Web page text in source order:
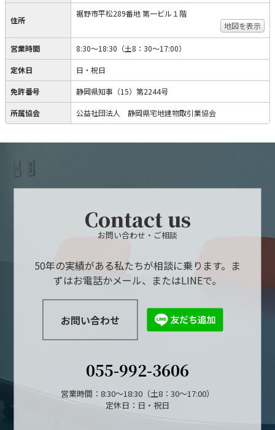
住所
裾野市平松289番地 第一ビル１階
地図を表示
営業時間 8:30～18:30（土8：30～17:00）
定休日 日・祝日
免許番号 静岡県知事（15）第2244号
所属協会 公益社団法人 静岡県宅地建物取引業協会
Contact us
お問い合わせ・ご相談
50年の実績がある私たちが相談に乗ります。ま
ずはお電話かメール、またはLINEで。
お問い合わせ
055-992-3606
営業時間：8:30～18:30（土8：30～17:00）
定休日：日・祝日